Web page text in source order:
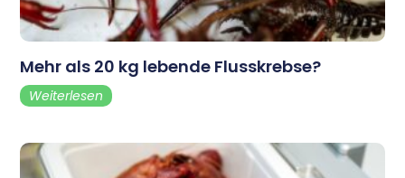
Mehr als 20 kg lebende Flusskrebse?
Weiterlesen